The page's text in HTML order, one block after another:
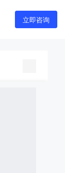
立即咨询